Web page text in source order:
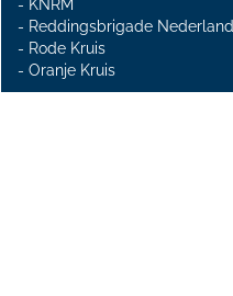
- KNRM
- Reddingsbrigade Nederland
- Rode Kruis
- Oranje Kruis